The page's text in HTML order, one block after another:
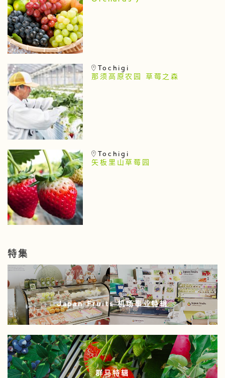
Tochigi
那须高原农园 草莓之森
Tochigi
矢板里山草莓园
特集
Japan Fruits 机场事业特辑
群马特辑